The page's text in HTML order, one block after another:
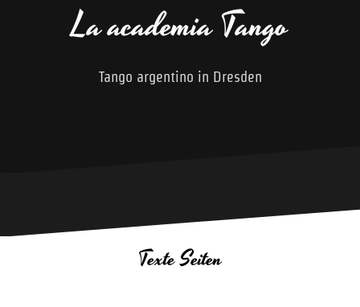
La academia Tango
Tango argentino in Dresden
Texte Seiten